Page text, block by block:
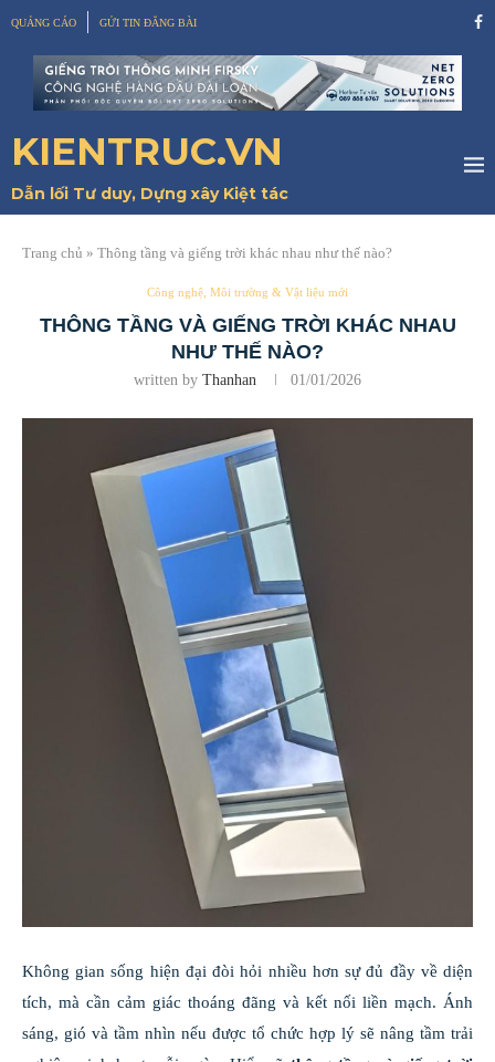
QUẢNG CÁO GỬI TIN ĐĂNG BÀI
KIENTRUC.VN
Dẫn lối Tư duy, Dựng xây Kiệt tác
Trang chủ » Thông tầng và giếng trời khác nhau như thế nào?
Công nghệ, Môi trường & Vật liệu mới
THÔNG TẦNG VÀ GIẾNG TRỜI KHÁC NHAU
NHƯ THẾ NÀO?
written by Thanhan 01/01/2026
Không gian sống hiện đại đòi hỏi nhiều hơn sự đủ đầy về diện
tích, mà cần cảm giác thoáng đãng và kết nối liền mạch. Ánh
sáng, gió và tầm nhìn nếu được tổ chức hợp lý sẽ nâng tầm trải